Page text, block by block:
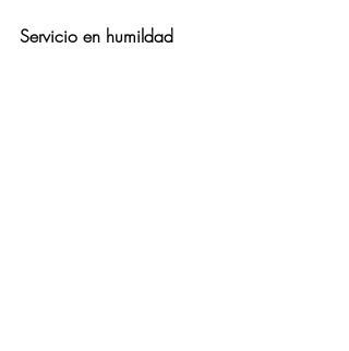
Servicio en humildad